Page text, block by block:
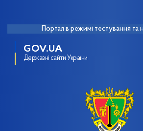
Портал в режимі тестування та
GOV.UA
Державні сайти України